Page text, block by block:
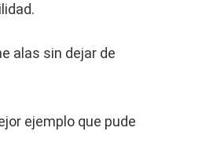
alas sin dejar de
ejemplo que pude